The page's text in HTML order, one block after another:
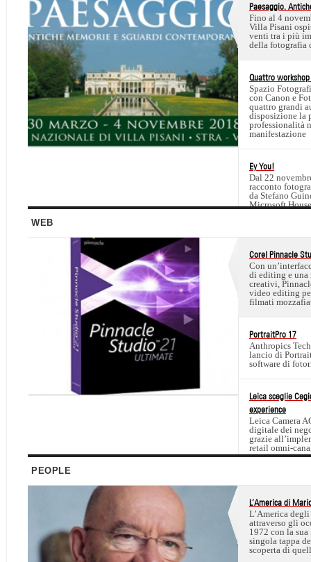
Paesaggio.
Fino al 4
Villa Pisani
venti tra i più
della fotografia
Quattro
Spazio
con Canon e
quattro grandi
disposizione la
professionalità
manifestazione
Ey You!
Dal 22
racconto
da Stefano
Microsoft House
WEB
Corel Pinnacle
Con
di editing e una
creativi,
video editing
filmati
PortraitPro 17
Anthropics
lancio di
software di
Leica sceglie
experience
Leica Camera
digitale dei
grazie
retail omni-
PEOPLE
L’America di
L’America
attraverso gli
1972 con la
singola tappa
scoperta di